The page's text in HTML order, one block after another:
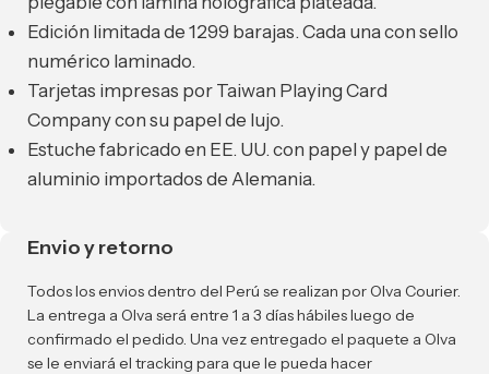
Edición limitada de 1299 barajas. Cada una con sello
numérico laminado.
Tarjetas impresas por Taiwan Playing Card
Company con su papel de lujo.
Estuche fabricado en EE. UU. con papel y papel de
aluminio importados de Alemania.
Envio y retorno
Todos los envios dentro del Perú se realizan por Olva Courier.
La entrega a Olva será entre 1 a 3 días hábiles luego de
confirmado el pedido. Una vez entregado el paquete a Olva
se le enviará el tracking para que le pueda hacer